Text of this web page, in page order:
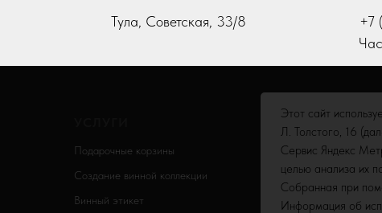
Тула, Советская, 33/8
+7
Этот сайт
Л. Толстого, 16
Сервис Яндекс
целью анализа их
Собранная при
Информация об
Подарочные корзины
Создание винной коллекции
Винный этикет
Частные
Семейные